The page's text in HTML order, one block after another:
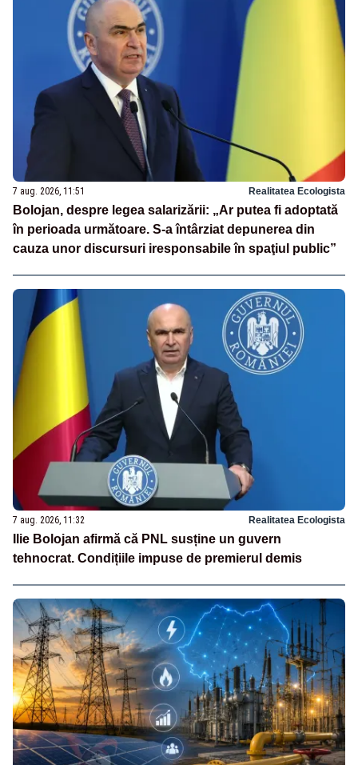
7 aug. 2026, 11:51 Realitatea Ecologista
Bolojan, despre legea salarizării: „Ar putea fi adoptată
în perioada următoare. S-a întârziat depunerea din
cauza unor discursuri iresponsabile în spaţiul public”
7 aug. 2026, 11:32 Realitatea Ecologista
Ilie Bolojan afirmă că PNL susține un guvern
tehnocrat. Condițiile impuse de premierul demis